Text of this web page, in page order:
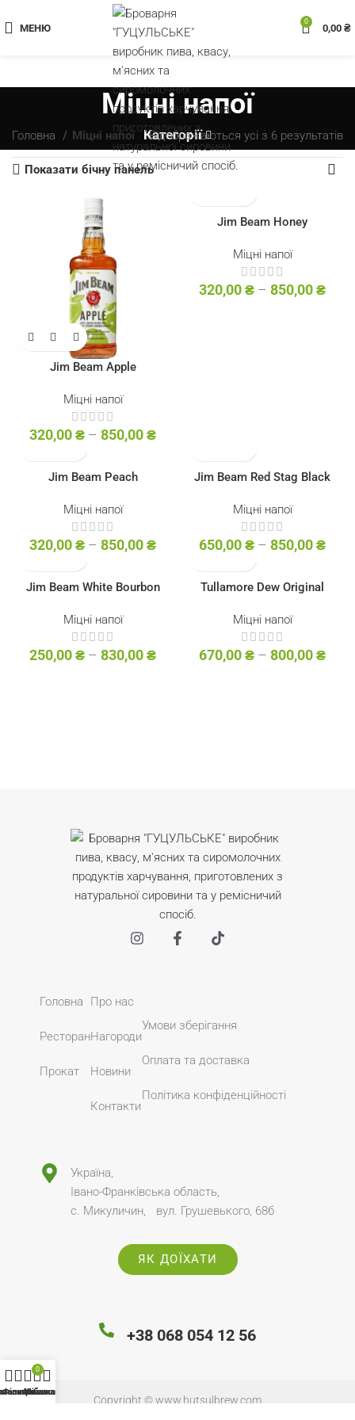
МЕНЮ
0
0,00 ₴
Міцні напої
Категорії
Головна Міцні напої Відображаються усі з 6 результатів
Показати бічну панель
Jim Beam Apple
Міцні напої
320,00₴ – 850,00₴
Jim Beam Honey
Міцні напої
320,00₴ – 850,00₴
Jim Beam Peach
Міцні напої
320,00₴ – 850,00₴
Jim Beam Red Stag Black
Міцні напої
650,00₴ – 850,00₴
Jim Beam White Bourbon
Міцні напої
250,00₴ – 830,00₴
Tullamore Dew Original
Міцні напої
670,00₴ – 800,00₴
Головна
Ресторан
Прокат
Про нас
Нагороди
Новини
Контакти
Умови зберігання
Оплата та доставка
Політика конфіденційності
Україна,
Івано-Франківська область,
с. Микуличин, вул. Грушевького, 68б
ЯК ДОЇХАТИ
+38 068 054 12 56
Copyright ©www.hutsulbrew.com
Фільтрипобажань
0
Кошик
Мій акаунт